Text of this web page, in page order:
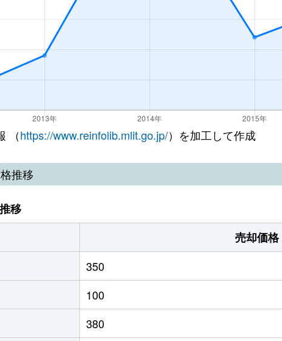
（https://www.reinfolib.mlit.go.jp/）を加工して作成
推移
移
売却価
350
100
380